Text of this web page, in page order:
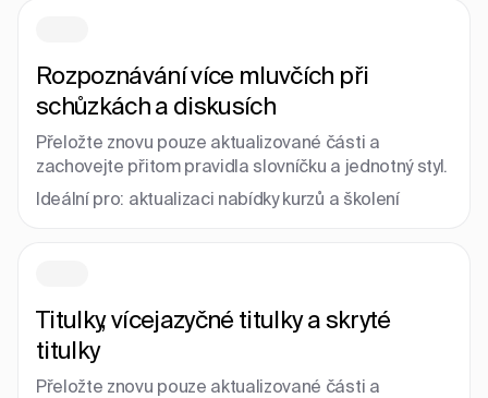
Rozpoznávání více mluvčích při
schůzkách a diskusích
Přeložte znovu pouze aktualizované části a
zachovejte přitom pravidla slovníčku a jednotný styl.
Ideální pro: aktualizaci nabídky kurzů a školení
Titulky, vícejazyčné titulky a skryté
titulky
Přeložte znovu pouze aktualizované části a